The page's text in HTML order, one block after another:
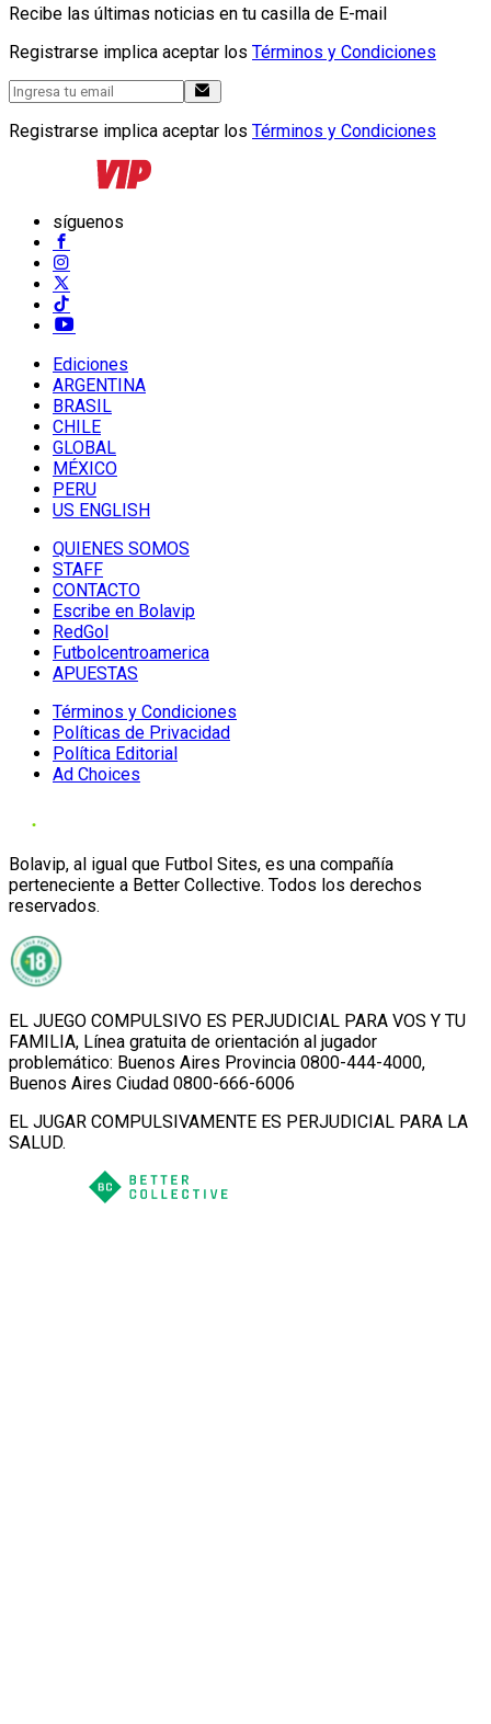
Recibe las últimas noticias en tu casilla de E-mail
Registrarse implica aceptar los Términos y Condiciones
Registrarse implica aceptar los Términos y Condiciones
síguenos
Ediciones
ARGENTINA
BRASIL
CHILE
GLOBAL
MÉXICO
PERU
US ENGLISH
QUIENES SOMOS
STAFF
CONTACTO
Escribe en Bolavip
RedGol
Futbolcentroamerica
APUESTAS
Términos y Condiciones
Políticas de Privacidad
Política Editorial
Ad Choices
Bolavip, al igual que Futbol Sites, es una compañía
perteneciente a Better Collective. Todos los derechos
reservados.
EL JUEGO COMPULSIVO ES PERJUDICIAL PARA VOS Y TU
FAMILIA, Línea gratuita de orientación al jugador
problemático: Buenos Aires Provincia 0800-444-4000,
Buenos Aires Ciudad 0800-666-6006
EL JUGAR COMPULSIVAMENTE ES PERJUDICIAL PARA LA
SALUD.